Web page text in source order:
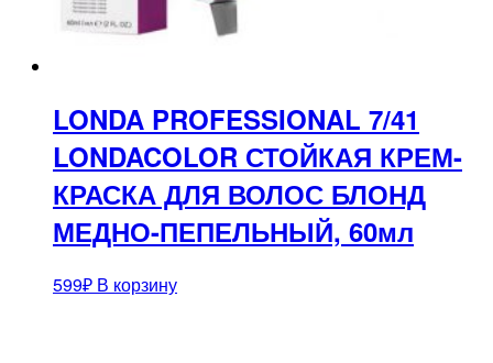
LONDA PROFESSIONAL 7/41
LONDACOLOR СТОЙКАЯ КРЕМ-
КРАСКА ДЛЯ ВОЛОС БЛОНД
МЕДНО-ПЕПЕЛЬНЫЙ, 60мл
599₽ В корзину